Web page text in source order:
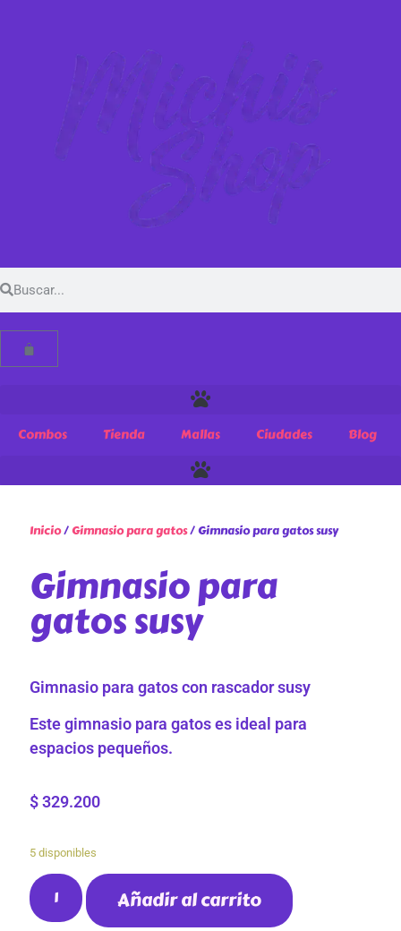
Combos Tienda Mallas Ciudades Blog
Inicio/Gimnasio para gatos/ Gimnasio para gatos susy
Gimnasio para
gatos susy
Gimnasio para gatos con rascador susy
Este gimnasio para gatos es ideal para
espacios pequeños.
$ 329.200
5 disponibles
Añadir al carrito